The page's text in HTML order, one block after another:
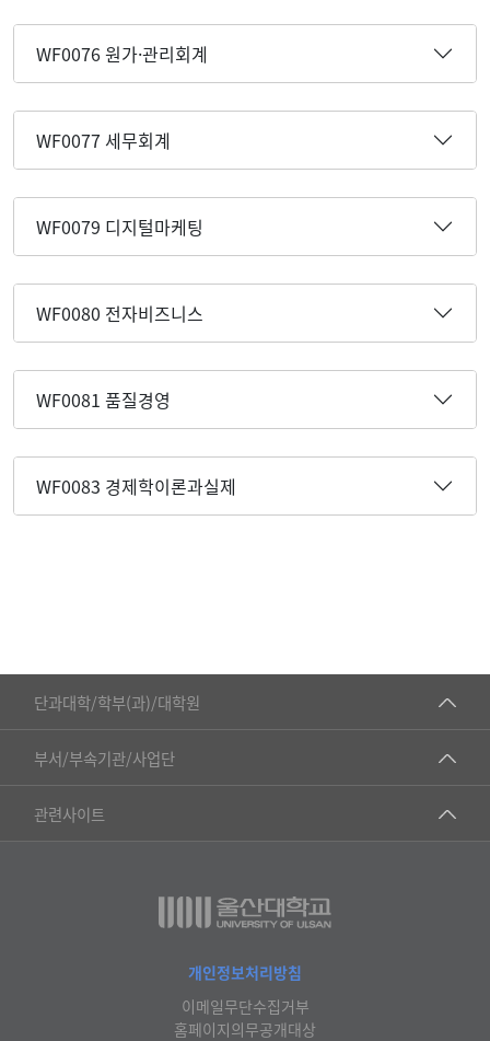
WF0076 원가·관리회계
WF0077 세무회계
WF0079 디지털마케팅
WF0080 전자비즈니스
WF0081 품질경영
WF0083 경제학이론과실제
단과대학/학부(과)/대학원
■인문대학
▷국어국문학부
▷일본어·일본학과
▷프랑스어·프랑스학과
부서/부속기관/사업단
공동기기센터
공학교육혁신센터
관련사이트
건강가정지원센터
교수협의회
온라인 기술거래 플랫폼
개인정보처리방침
이메일무단수집거부
홈페이지의무공개대상